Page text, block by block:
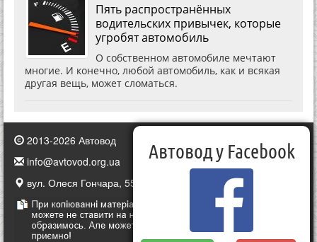
Пять распространённых
водительских привычек, которые
угробят автомобиль
О собственном автомобиле мечтают
многие. И конечно, любой автомобиль, как и всякая
другая вещь, может сломаться.
2013-2026 Автовод
info@avtovod.org.ua
вул. Олеся Гончара, 55, Київ, Україна
Автовод у Facebook